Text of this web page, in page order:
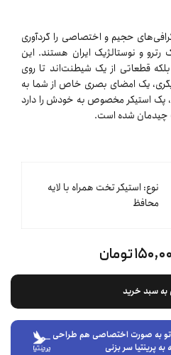
حجیم و اختصاصی را گردآوری
رترو و نوستالژیک ایران هستند. این
قطعاتی از یک شیطنت‌اند تا روی
یک امضای بصری خاص از شما به
پک استیکر مخصوص به خودش را دارد
چیدمان شده است.
نوع: استیکر تخت همراه با لایه
محافظ
تومان
به سبد خرید
تو به صورت اختصاصی هم طراحی
به پرینتیا سر بزنی